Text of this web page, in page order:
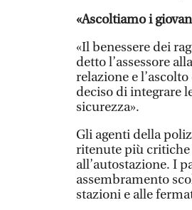
«Ascoltiamo i
«Il benessere dei
detto l’assessore
relazione e
deciso di integrare
sicurezza».
Gli agenti della
ritenute più
all’autostazione. I
assembramento
stazioni e alle